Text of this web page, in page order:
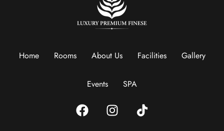
Home Rooms About Us Facilities Gallery
Events SPA